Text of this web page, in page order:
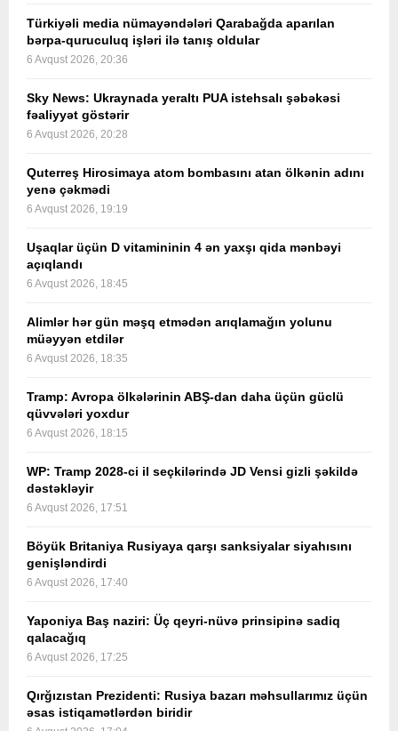
Türkiyəli media nümayəndələri Qarabağda aparılan
bərpa-quruculuq işləri ilə tanış oldular
6 Avqust 2026, 20:36
Sky News: Ukraynada yeraltı PUA istehsalı şəbəkəsi
fəaliyyət göstərir
6 Avqust 2026, 20:28
Quterreş Hirosimaya atom bombasını atan ölkənin adını
yenə çəkmədi
6 Avqust 2026, 19:19
Uşaqlar üçün D vitamininin 4 ən yaxşı qida mənbəyi
açıqlandı
6 Avqust 2026, 18:45
Alimlər hər gün məşq etmədən arıqlamağın yolunu
müəyyən etdilər
6 Avqust 2026, 18:35
Tramp: Avropa ölkələrinin ABŞ-dan daha üçün güclü
qüvvələri yoxdur
6 Avqust 2026, 18:15
WP: Tramp 2028-ci il seçkilərində JD Vensi gizli şəkildə
dəstəkləyir
6 Avqust 2026, 17:51
Böyük Britaniya Rusiyaya qarşı sanksiyalar siyahısını
genişləndirdi
6 Avqust 2026, 17:40
Yaponiya Baş naziri: Üç qeyri-nüvə prinsipinə sadiq
qalacağıq
6 Avqust 2026, 17:25
Qırğızıstan Prezidenti: Rusiya bazarı məhsullarımız üçün
əsas istiqamətlərdən biridir